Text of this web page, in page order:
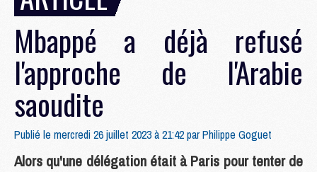
Mbappé a déjà refusé
l'approche de l'Arabie
saoudite
Publié le mercredi 26 juillet 2023 à 21:42 parPhilippe Goguet
Alors qu'une délégation était à Paris pour tenter de